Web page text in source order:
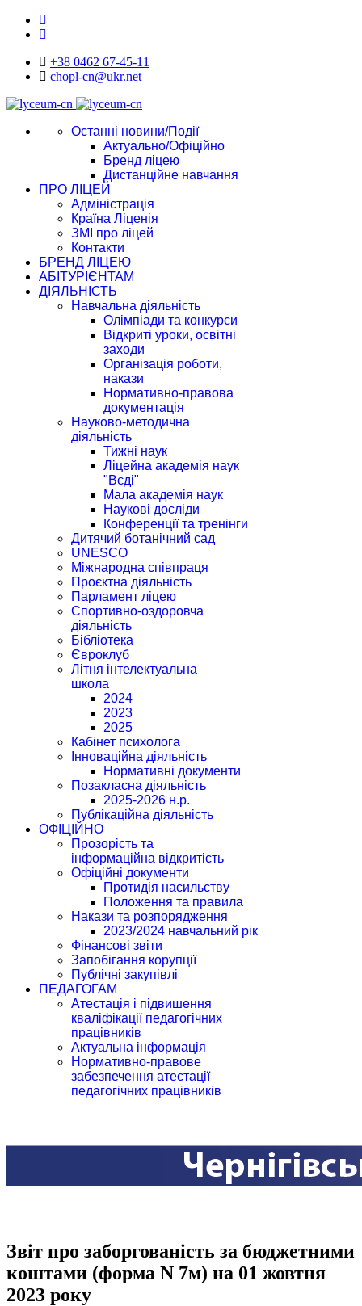
+38 0462 67-45-11
chopl-cn@ukr.net
Останні новини/Події
Актуально/Офіційно
Бренд ліцею
Дистанційне навчання
ПРО ЛІЦЕЙ
Адміністрація
Країна Ліценія
ЗМІ про ліцей
Контакти
БРЕНД ЛІЦЕЮ
АБІТУРІЄНТАМ
ДІЯЛЬНІСТЬ
Навчальна діяльність
Олімпіади та конкурси
Відкриті уроки, освітні
заходи
Організація роботи,
накази
Нормативно-правова
документація
Науково-методична
діяльність
Тижні наук
Ліцейна академія наук
"Вєді"
Мала академія наук
Наукові досліди
Конференції та тренінги
Дитячий ботанічний сад
UNESCO
Міжнародна співпраця
Проєктна діяльність
Парламент ліцею
Спортивно-оздоровча
діяльність
Бібліотека
Євроклуб
Літня інтелектуальна
школа
2024
2023
2025
Кабінет психолога
Інноваційна діяльність
Нормативні документи
Позакласна діяльність
2025-2026 н.р.
Публікаційна діяльність
ОФІЦІЙНО
Прозорість та
інформаційна відкритість
Офіційні документи
Протидія насильству
Положення та правила
Накази та розпорядження
2023/2024 навчальний рік
Фінансові звіти
Запобігання корупції
Публічні закупівлі
ПЕДАГОГАМ
Атестація і підвишення
кваліфікації педагогічних
працівників
Актуальна інформація
Нормативно-правове
забезпечення атестації
педагогічних працівників
Звіт про заборгованість за бюджетними
коштами (форма N 7м) на 01 жовтня
2023 року